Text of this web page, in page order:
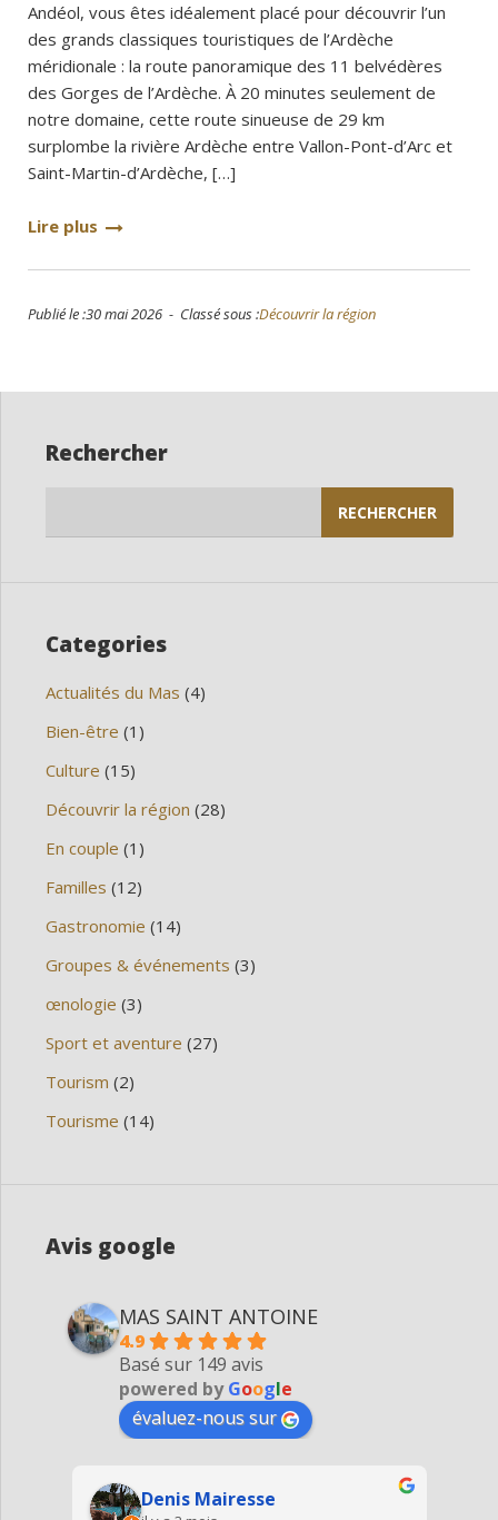
Andéol, vous êtes idéalement placé pour découvrir l’un
des grands classiques touristiques de l’Ardèche
méridionale : la route panoramique des 11 belvédères
des Gorges de l’Ardèche. À 20 minutes seulement de
notre domaine, cette route sinueuse de 29 km
surplombe la rivière Ardèche entre Vallon-Pont-d’Arc et
Saint-Martin-d’Ardèche, […]
Lire plus
Publié le :30 mai 2026 - Classé sous :Découvrir la région
Rechercher
Categories
Actualités du Mas (4)
Bien-être (1)
Culture (15)
Découvrir la région (28)
En couple (1)
Familles (12)
Gastronomie (14)
Groupes & événements (3)
œnologie (3)
Sport et aventure (27)
Tourism (2)
Tourisme (14)
Avis google
MAS SAINT ANTOINE
4.9
Basé sur 149 avis
powered byGoogle
évaluez-nous sur
Denis Mairesse